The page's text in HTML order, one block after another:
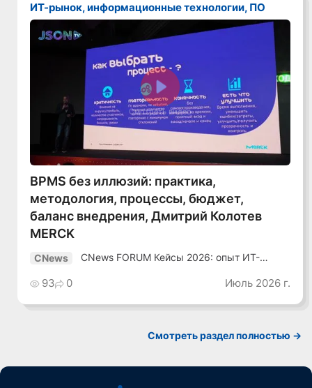
ИТ-рынок, информационные технологии, ПО
Смотреть видео
BPMS без иллюзий: практика,
методология, процессы, бюджет,
баланс внедрения, Дмитрий Колотев
MERCK
CNews
CNews FORUM Кейсы 2026: опыт ИТ-
93 0 Июль 2026 г.
Смотреть раздел полностью ->